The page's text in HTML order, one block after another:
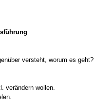
versteht, worum es
verändern wollen.